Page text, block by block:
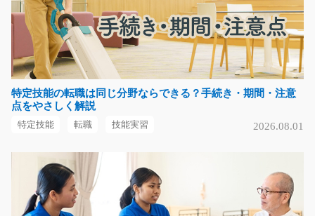
時給1,250円～
福岡県行橋市
気になる
はんだ付け/y02_00531
空調完備！！できたばかりのキレイな工場でのはんだ付
けのお仕事です☆休憩…
長期（3ヶ月以上）
時給1100円～
特定技能の転職は同じ分野ならできる？手続き・期間・注意
点をやさしく解説
特定技能 転職 技能実習 2026.08.01